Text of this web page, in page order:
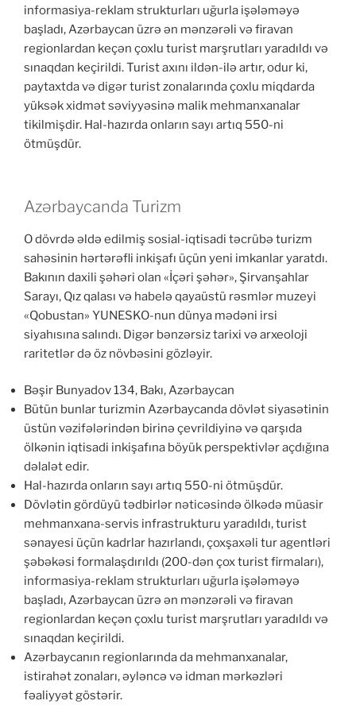
informasiya-reklam strukturları uğurla işələməyə
başladı, Azərbaycan üzrə ən mənzərəli və firavan
regionlardan keçən çoxlu turist marşrutları yaradıldı və
sınaqdan keçirildi. Turist axını ildən-ilə artır, odur ki,
paytaxtda və digər turist zonalarında çoxlu miqdarda
yüksək xidmət səviyyəsinə malik mehmanxanalar
tikilmişdir. Hal-hazırda onların sayı artıq 550-ni
ötmüşdür.
Azərbaycanda Turizm
O dövrdə əldə edilmiş sosial-iqtisadi təcrübə turizm
sahəsinin hərtərəfli inkişafı üçün yeni imkanlar yaratdı.
Bakının daxili şəhəri olan «İçəri şəhər», Şirvanşahlar
Sarayı, Qız qalası və habelə qayaüstü rəsmlər muzeyi
«Qobustan» YUNESKO-nun dünya mədəni irsi
siyahısına salındı. Digər bənzərsiz tarixi və arxeoloji
raritetlər də öz növbəsini gözləyir.
Bəşir Bunyadov 134, Bakı, Azərbaycan
Bütün bunlar turizmin Azərbaycanda dövlət siyasətinin
üstün vəzifələrindən birinə çevrildiyinə və qarşıda
ölkənin iqtisadi inkişafına böyük perspektivlər açdığına
dəlalət edir.
Hal-hazırda onların sayı artıq 550-ni ötmüşdür.
Dövlətin gördüyü tədbirlər nəticəsində ölkədə müasir
mehmanxana-servis infrastrukturu yaradıldı, turist
sənayesi üçün kadrlar hazırlandı, çoxşaxəli tur agentləri
şəbəkəsi formalaşdırıldı (200-dən çox turist firmaları),
informasiya-reklam strukturları uğurla işələməyə
başladı, Azərbaycan üzrə ən mənzərəli və firavan
regionlardan keçən çoxlu turist marşrutları yaradıldı və
sınaqdan keçirildi.
Azərbaycanın regionlarında da mehmanxanalar,
istirahət zonaları, əyləncə və idman mərkəzləri
fəaliyyət göstərir.